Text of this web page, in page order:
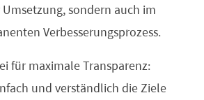
sondern auch im
Verbesserungsprozess.
für maximale Transparenz:
und verständlich die Ziele